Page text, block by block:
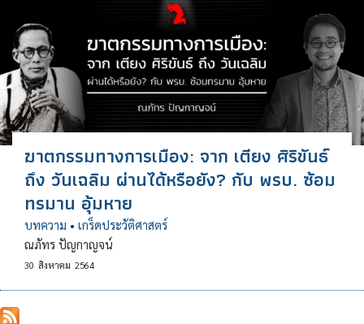
ฆาตกรรมทางการเมือง: จาก เตียง ศิริขันธ์
ถึง วันเฉลิม ผ่านได้หรือยัง? กับ พรบ. ซ้อม
ทรมาน อุ้มหาย
บทความ • เกร็ดประวัติศาสตร์
ณภัทร ปัญกาญจน์
30 สิงหาคม 2564